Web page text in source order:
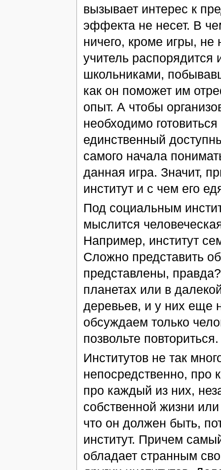
вызывает интерес к
эффекта не несет. В
ничего, кроме игры, не
учитель распорядится
школьниками,
как он поможет им
опыт. А чтобы
необходимо
единственный
самого начала
данная игра. Значит,
институт и с чем его
Под социальным
мыслится
Например, институт
Сложно представить
представлены,
планетах или в
деревьев, и у них еще
обсуждаем только
позвольте повториться.
Институтов не так
непосредственно, про
про каждый из них,
собственной жизни
что он должен быть,
институт. Причем
обладает странным